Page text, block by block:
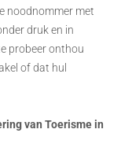
noodnommer met
druk en in
probeer onthou
of dat hul
van Toerisme in